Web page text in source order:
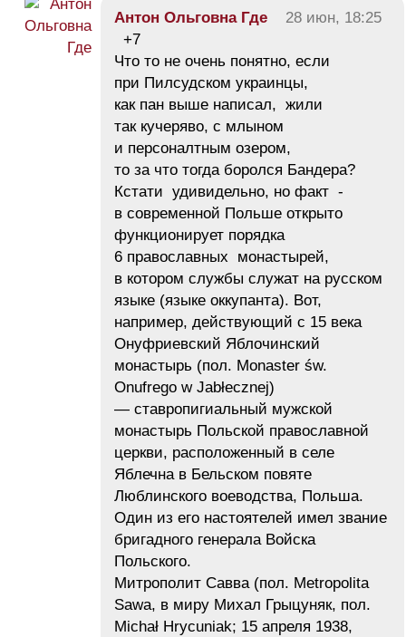
Антон Ольговна Где
28 июн, 18:25
+7
Что то не очень понятно, если
при Пилсудском украинцы,
как пан выше написал, жили
так кучеряво, с млыном
и персоналтным озером,
то за что тогда боролся Бандера?
Кстати удивидельно, но факт -
в современной Польше открыто
функционирует порядка
6 православных монастырей,
в котором службы служат на русском
языке (языке оккупанта). Вот,
например, действующий с 15 века
Онуфриевский Яблочинский
монастырь (пол. Monaster św.
Onufrego w Jabłecznej)
— ставропигиальный мужской
монастырь Польской православной
церкви, расположенный в селе
Яблечна в Бельском повяте
Люблинского воеводства, Польша.
Один из его настоятелей имел звание
бригадного генерала Войска
Польского.
Митрополит Савва (пол. Metropolita
Sawa, в миру Михал Грыцуняк, пол.
Michał Hrycuniak; 15 апреля 1938,